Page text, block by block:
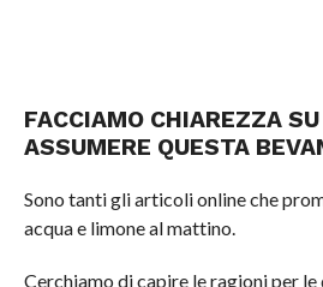
FACCIAMO CHIAREZZA
ASSUMERE QUESTA
Sono tanti gli articoli online che
acqua e limone al mattino.
Cerchiamo di capire le ragioni per le